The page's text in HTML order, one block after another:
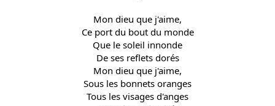
Mon dieu que j'aime,
Ce port du bout du monde
Que le soleil innonde
De ses reflets dorés
Mon dieu que j'aime,
Sous les bonnets oranges
Tous les visages d'anges